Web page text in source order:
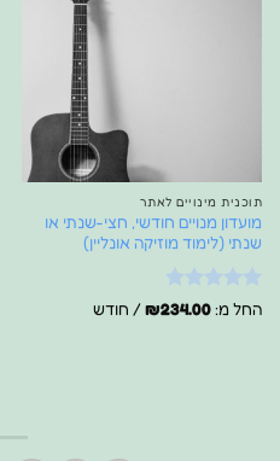
תוכנית מינויים לאתר
מועדון מנויים חודשי, חצי-שנתי או
שנתי (לימוד מוזיקה אונליין)
דורג5מתוךהחל מ: ₪234.00 / חודש